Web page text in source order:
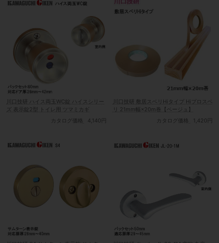
川口技研 ハイス両玉WC錠 ハイスシリー
ズ 表示錠2型 トイレ用 ツマミカギ
カタログ価格
4,140円
川口技研 敷居スベリHiタイプ Hiプロスベ
リ 21mm幅×20m巻【ベージュ】
カタログ価格
1,420円